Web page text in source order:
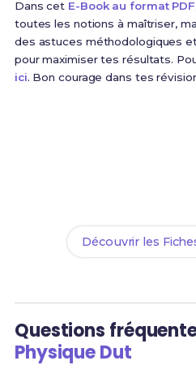
Dans cet E-Book au format PDF
toutes les notions à maîtriser,
des astuces méthodologiques
pour maximiser tes résultats.
ici. Bon courage dans tes
Découvrir les
Questions
Physique Dut